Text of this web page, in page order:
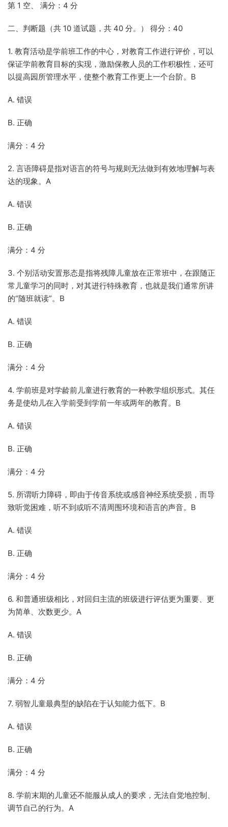
第 1 空、 满分：4 分
二、判断题（共 10 道试题，共 40 分。） 得分：40
1. 教育活动是学前班工作的中心，对教育工作进行评价，可以
保证学前教育目标的实现，激励保教人员的工作积极性，还可
以提高园所管理水平，使整个教育工作更上一个台阶。B
A. 错误
B. 正确
满分：4 分
2. 言语障碍是指对语言的符号与规则无法做到有效地理解与表
达的现象。A
A. 错误
B. 正确
满分：4 分
3. 个别活动安置形态是指将残障儿童放在正常班中，在跟随正
常儿童学习的同时，对其进行特殊教育，也就是我们通常所讲
的“随班就读”。B
A. 错误
B. 正确
满分：4 分
4. 学前班是对学龄前儿童进行教育的一种教学组织形式。其任
务是使幼儿在入学前受到学前一年或两年的教育。B
A. 错误
B. 正确
满分：4 分
5. 所谓听力障碍，即由于传音系统或感音神经系统受损，而导
致听觉困难，听不到或听不清周围环境和语言的声音。B
A. 错误
B. 正确
满分：4 分
6. 和普通班级相比，对回归主流的班级进行评估更为重要、更
为简单、次数更少。A
A. 错误
B. 正确
满分：4 分
7. 弱智儿童最典型的缺陷在于认知能力低下。B
A. 错误
B. 正确
满分：4 分
8. 学前末期的儿童还不能服从成人的要求，无法自觉地控制、
调节自己的行为。A